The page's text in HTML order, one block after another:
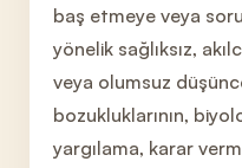
baş etmeye veya
yönelik sağlıksız,
veya olumsuz
bozukluklarının,
yargılama, karar